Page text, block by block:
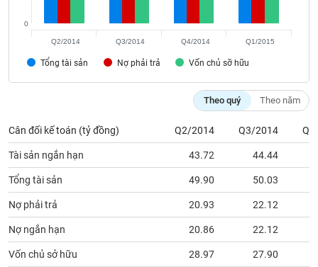
Tổng tài sản Nợ phải trả Vốn chủ sỡ hữu
0
Q2/2014 Q3/2014 Q4/2014 Q1/2015
Theo quý Theo năm
Cân đối kế toán (tỷ đồng) Q2/2014 Q3/2014
Tài sản ngắn hạn 43.72 44.44
Tổng tài sản 49.90 50.03
Nợ phải trả 20.93 22.12
Nợ ngắn hạn 20.86 22.12
Vốn chủ sở hữu 28.97 27.90
Báo
cáo
tích
(-)
Dịch
vụ
(-)
tạo